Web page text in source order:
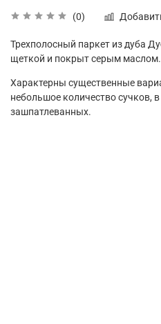
(0)
Трехполосный паркет из дуба
щеткой и покрыт серым маслом.
Характерны существенные
небольшое количество сучков,
зашпатлеванных.